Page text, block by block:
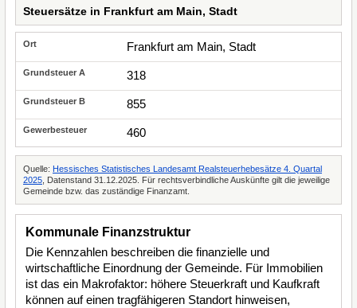
Steuersätze in Frankfurt am Main, Stadt
Frankfurt am Main, Stadt
318
855
460
Quelle: Hessisches Statistisches Landesamt Realsteuerhebesätze 4. Quartal
2025 , Datenstand 31.12.2025. Für rechtsverbindliche Auskünfte gilt die jeweilige
Gemeinde bzw. das zuständige Finanzamt.
Kommunale Finanzstruktur
Die Kennzahlen beschreiben die finanzielle und
wirtschaftliche Einordnung der Gemeinde. Für Immobilien
ist das ein Makrofaktor: höhere Steuerkraft und Kaufkraft
können auf einen tragfähigeren Standort hinweisen,